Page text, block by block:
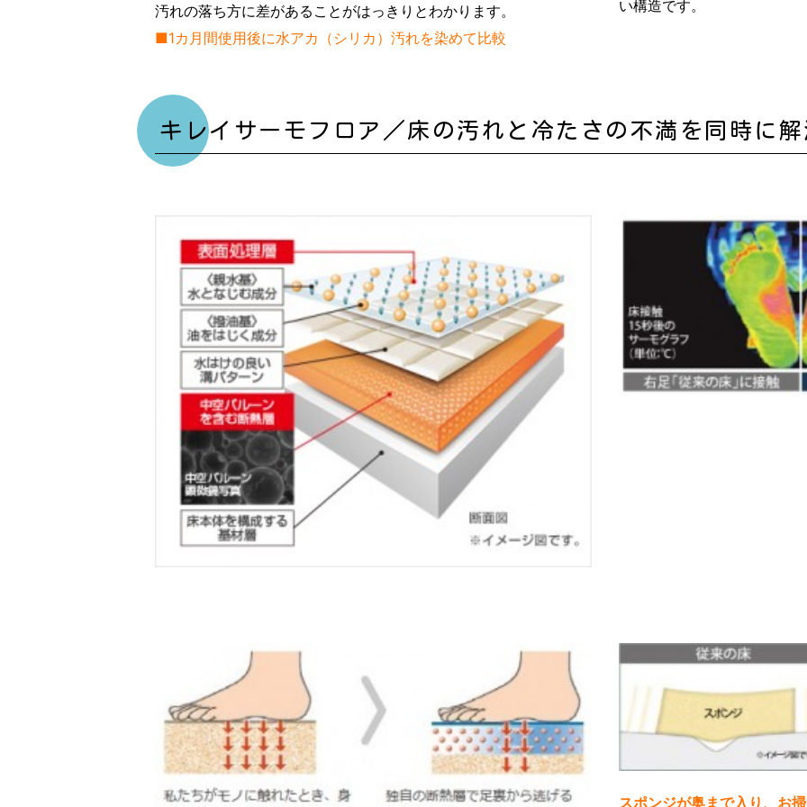
汚れの落ち方に差があることがはっきりとわかります。
■1カ月間使用後に水アカ（シリカ）汚れを染めて比較
い構造です。
キレイサーモフロア／床の汚れと冷たさの不満を同時に
スポンジが奥まで入り、お